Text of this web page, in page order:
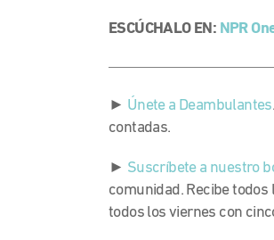
ESCÚCHALO EN: NPR
► Únete a Deambulantes
contadas.
► Suscríbete a nuestro
comunidad. Recibe
todos los viernes con